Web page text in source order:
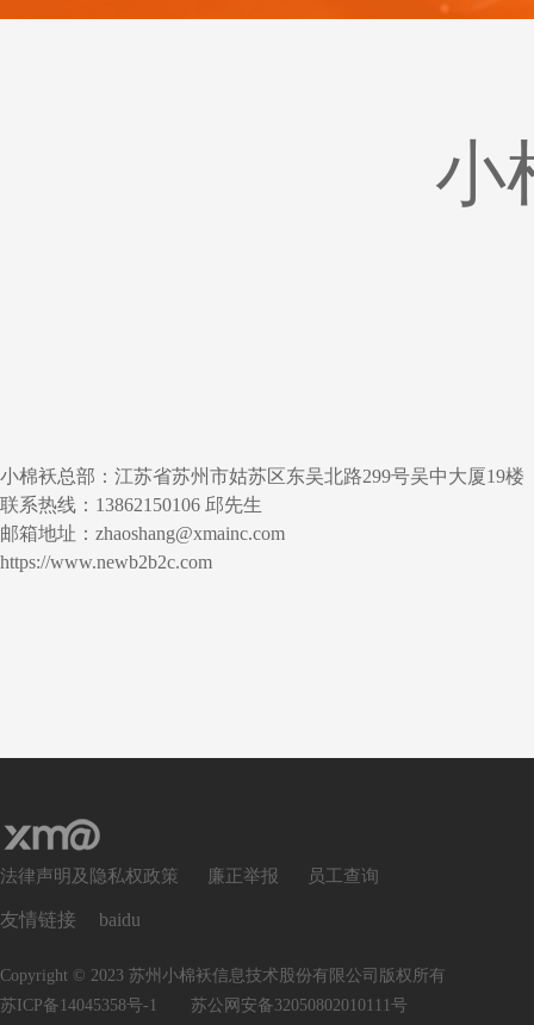
小
小棉袄总部：江苏省苏州市姑苏区东吴北路299号吴中大厦19楼
联系热线：13862150106 邱先生
邮箱地址：zhaoshang@xmainc.com
https://www.newb2b2c.com
法律声明及隐私权政策 廉正举报 员工查询
友情链接 baidu
Copyright © 2023 苏州小棉袄信息技术股份有限公司版权所有
苏ICP备14045358号-1
苏公网安备32050802010111号